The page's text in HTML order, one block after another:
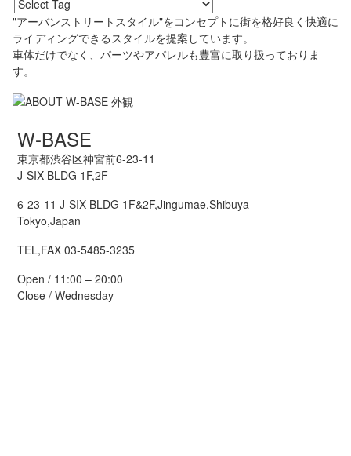
"アーバンストリートスタイル"をコンセプトに街を格好良く快適に
ライディングできるスタイルを提案しています。
車体だけでなく、パーツやアパレルも豊富に取り扱っておりま
す。
W-BASE
東京都渋谷区神宮前6-23-11
J-SIX BLDG 1F,2F
6-23-11 J-SIX BLDG 1F&2F,Jingumae,Shibuya
Tokyo,Japan
TEL,FAX 03-5485-3235
Open / 11:00 – 20:00
Close / Wednesday